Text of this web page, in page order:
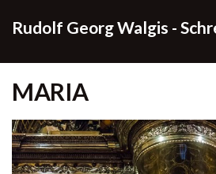
Rudolf Georg Walgis -
MARIA